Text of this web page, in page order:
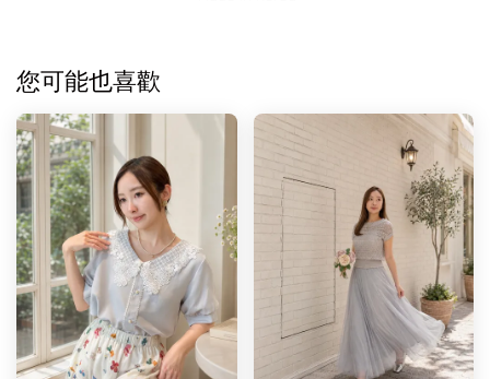
您可能也喜歡